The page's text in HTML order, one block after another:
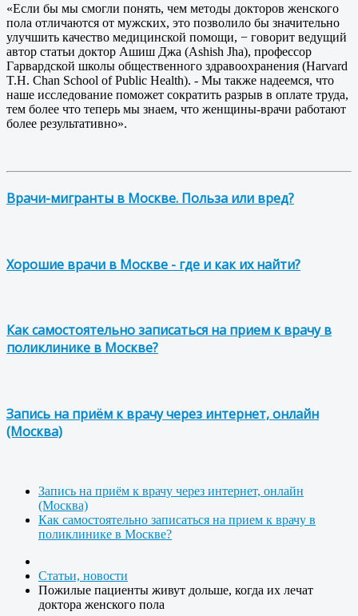
«Если бы мы смогли понять, чем методы докторов женского
пола отличаются от мужских, это позволило бы значительно
улучшить качество медицинской помощи, − говорит ведущий
автор статьи доктор Ашиш Джа (Ashish Jha), профессор
Гарвардской школы общественного здравоохранения (Harvard
T.H. Chan School of Public Health). - Мы также надеемся, что
наше исследование поможет сократить разрыв в оплате труда,
тем более что теперь мы знаем, что женщины-врачи работают
более результативно».
Врачи-мигранты в Москве. Польза или вред?
Хорошие врачи в Москве - где и как их найти?
Как самостоятельно записаться на прием к врачу в
поликлинике в Москве?
Запись на приём к врачу через интернет, онлайн
(Москва)
Запись на приём к врачу через интернет, онлайн
(Москва)
Как самостоятельно записаться на прием к врачу в
поликлинике в Москве?
Статьи, новости
Пожилые пациенты живут дольше, когда их лечат
доктора женского пола